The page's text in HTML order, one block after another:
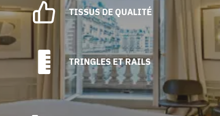
produit
TISSUS DE QUALITÉ
TRINGLES ET RAILS